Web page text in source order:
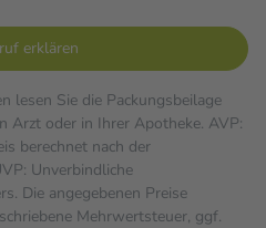
erklären
lesen Sie die Packungsbeilage
Arzt oder in Ihrer Apotheke. AVP:
berechnet nach der
Unverbindliche
Die angegebenen Preise
Mehrwertsteuer, ggf.